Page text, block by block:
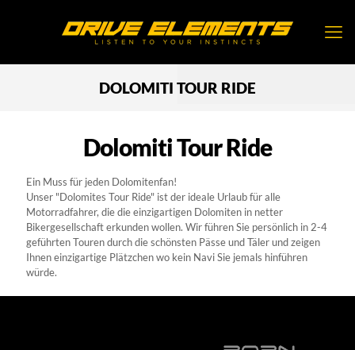
DOLOMITI TOUR RIDE
Dolomiti Tour Ride
Ein Muss für jeden Dolomitenfan!
Unser "Dolomites Tour Ride" ist der ideale Urlaub für alle
Motorradfahrer, die die einzigartigen Dolomiten in netter
Bikergesellschaft erkunden wollen. Wir führen Sie persönlich in 2-4
geführten Touren durch die schönsten Pässe und Täler und zeigen
Ihnen einzigartige Plätzchen wo kein Navi Sie jemals hinführen
würde.